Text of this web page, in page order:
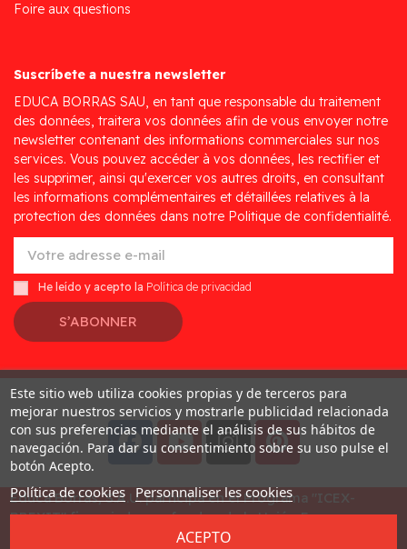
Foire aux questions
Suscríbete a nuestra newsletter
EDUCA BORRAS SAU, en tant que responsable du traitement
des données, traitera vos données afin de vous envoyer notre
newsletter contenant des informations commerciales sur nos
services. Vous pouvez accéder à vos données, les rectifier et
les supprimer, ainsi qu'exercer vos autres droits, en consultant
les informations complémentaires et détaillées relatives à la
protection des données dans notre Politique de confidentialité.
He leído y acepto la Política de privacidad
S’ABONNER
Desarrollado porAddis
Educa Borras, S.A.U. participa en el Programa "ICEX-
BREXIT" financiado por fondos de la Unión Europea, para
mitigar las consecuencias adversas de la retirada del
Este sitio web utiliza cookies propias y de terceros para
mejorar nuestros servicios y mostrarle publicidad relacionada
con sus preferencias mediante el análisis de sus hábitos de
navegación. Para dar su consentimiento sobre su uso pulse el
botón Acepto.
Política de cookies Personnaliser les cookies
ACEPTO